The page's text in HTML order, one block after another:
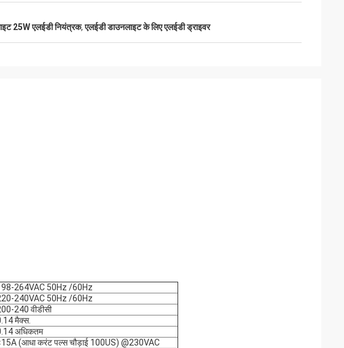
25W एलईडी नियंत्रक,एलईडी डाउनलाइट के लिए एलईडी ड्राइवर
264VAC 50Hz /60Hz
240VAC 50Hz /60Hz
240 वीडीसी
मैक्स.
अधिकतम
(आधा करंट पल्स चौड़ाई 100US) @230VAC